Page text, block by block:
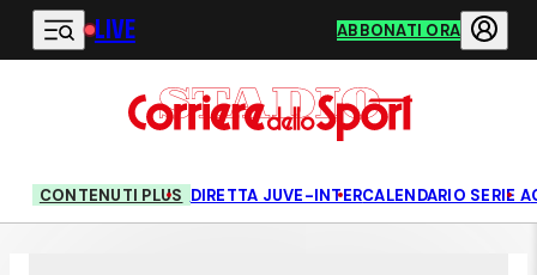
Vai al contenuto principale
LIVE ABBONATI ORA
CONTENUTI PLUS DIRETTA JUVE-INTERCALENDARIO SERIE A